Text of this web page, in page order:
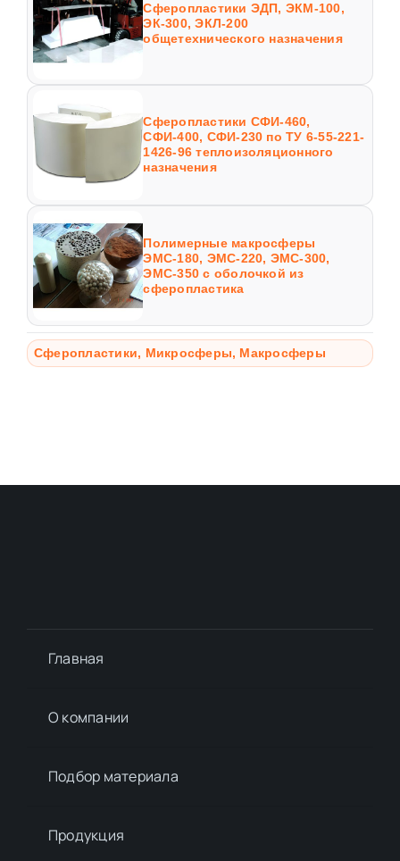
Сферопластики ЭДП, ЭКМ-100,
ЭК-300, ЭКЛ-200
общетехнического назначения
Сферопластики СФИ-460,
СФИ-400, СФИ-230 по ТУ 6-55-221-
1426-96 теплоизоляционного
назначения
Полимерные макросферы
ЭМС-180, ЭМС-220, ЭМС-300,
ЭМС-350 с оболочкой из
сферопластика
Сферопластики, Микросферы, Макросферы
Главная
О компании
Подбор материалa
Продукция